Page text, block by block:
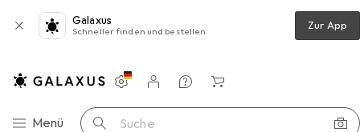
Galaxus
Schneller finden und bestellen Zur App
Navigation nach Kategorien
Menü Suche
Einstellungen
Kundenkonto
Vergleichslisten
Merklisten
Warenkorb